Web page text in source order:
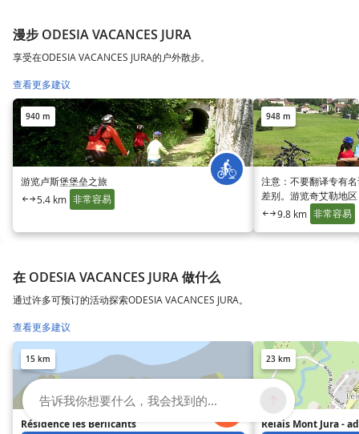
漫步 ODESIA VACANCES JURA
享受在ODESIA VACANCES JURA的户外散步。
查看更多建议
940 m
游览卢斯堡堡垒之旅
5.4 km 非常容易
948 m
注意：不要翻译专有
差别。游览奇艾勒地
Bief de la Chaille】
9.8 km 非常容易
在 ODESIA VACANCES JURA 做什么
通过许多可预订的活动探索ODESIA VACANCES JURA。
查看更多建议
15 km
Résidence les Berlicants
23 km
Relais Mont Jura -
告诉我你想要什么，我会找到的...